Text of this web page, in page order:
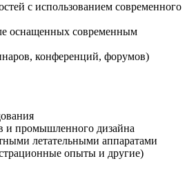
с использованием современного
оснащенных современным
конференций, форумов)
и промышленного дизайна
летательными аппаратами
опыты и другие)